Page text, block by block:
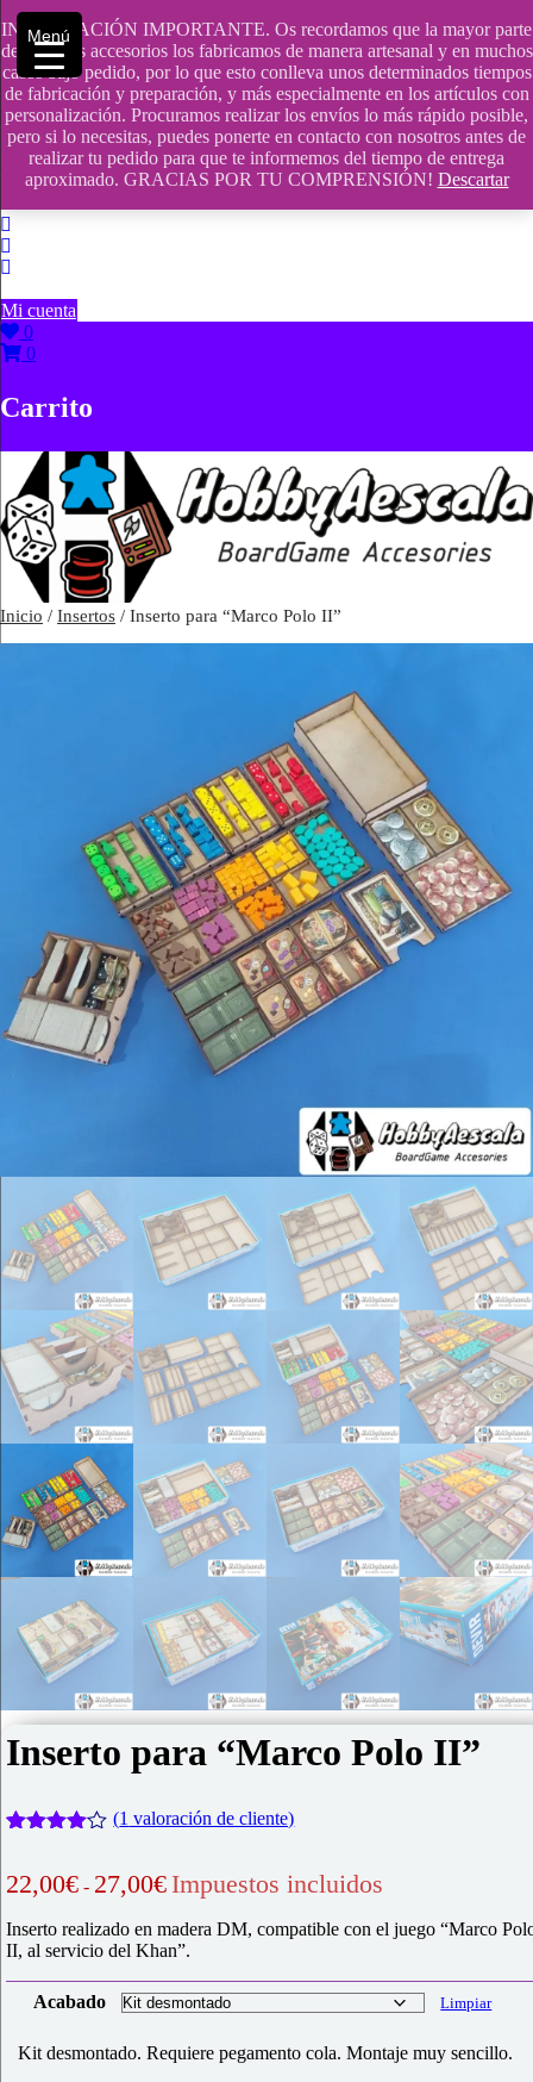
INFORMACIÓN IMPORTANTE. Os recordamos que la mayor parte
de nuestros accesorios los fabricamos de manera artesanal y en muchos
casos bajo pedido, por lo que esto conlleva unos determinados tiempos
de fabricación y preparación, y más especialmente en los artículos con
personalización. Procuramos realizar los envíos lo más rápido posible,
pero si lo necesitas, puedes ponerte en contacto con nosotros antes de
realizar tu pedido para que te informemos del tiempo de entrega
aproximado. GRACIAS POR TU COMPRENSIÓN! Descartar
Saltar
contenido
609241475 SOLO DE 10:00 a 14:00
info@hobbyaescala.com
San Fernando de Henares
10:00 - 14:00
Mi cuenta
0
0
Carrito
Inicio / Insertos / Inserto para “Marco Polo II”
Inserto para “Marco Polo II”
de 5 en
valoración
de un
cliente
(1 valoración de cliente)
22,00€ - 27,00€Rango
de
precios:
desde
22,00€
hasta
27,00€
Impuestos incluidos
Inserto realizado en madera DM, compatible con el juego “Marco
II, al servicio del Khan”.
Acabado Limpiar
Kit desmontado. Requiere pegamento cola. Montaje muy sencillo.
Menú